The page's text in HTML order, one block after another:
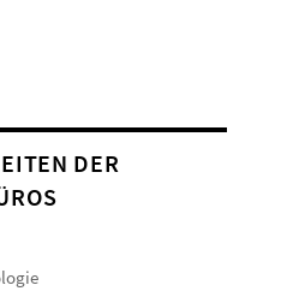
DER S